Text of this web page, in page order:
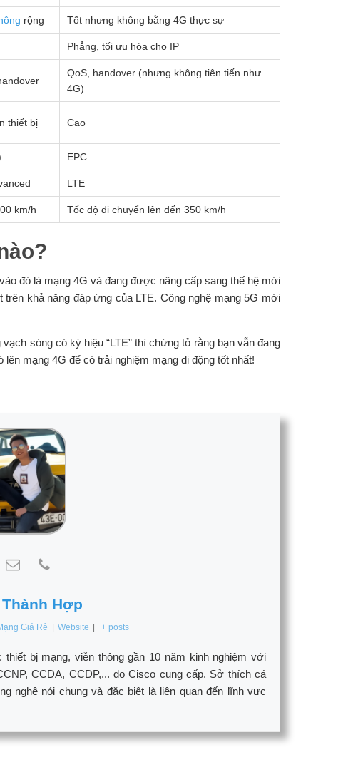
rộng Tốt nhưng không bằng 4G thực sự
Phẳng, tối ưu hóa cho IP
QoS, handover (nhưng không tiên tiến như
4G)
thiết bị Cao
EPC
LTE
km/h Tốc độ di chuyển lên đến 350 km/h
đó là mạng 4G và đang được nâng cấp sang thế hệ mới
khả năng đáp ứng của LTE. Công nghệ mạng 5G mới
sóng có ký hiệu “LTE” thì chứng tỏ rằng bạn vẫn đang
mạng 4G để có trải nghiệm mạng di động tốt nhất!
Hợp
Giá Rẻ | Website | + posts
bị mạng, viễn thông gần 10 năm kinh nghiệm với
CCDA, CCDP,... do Cisco cung cấp. Sở thích cá
nghệ nói chung và đặc biệt là liên quan đến lĩnh vực